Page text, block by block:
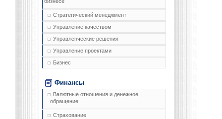
бизнесе
Стратегический менеджмент
Управление качеством
Управленческие решения
Управление проектами
Бизнес
Финансы
Валютные отношения и денежное
обращение
Страхование